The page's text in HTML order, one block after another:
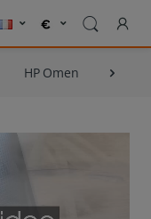
HP Omen